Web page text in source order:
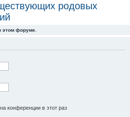
родовых
этом форуме.
конференции в этот раз